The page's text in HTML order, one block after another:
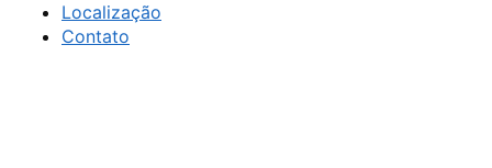
Localização
Contato